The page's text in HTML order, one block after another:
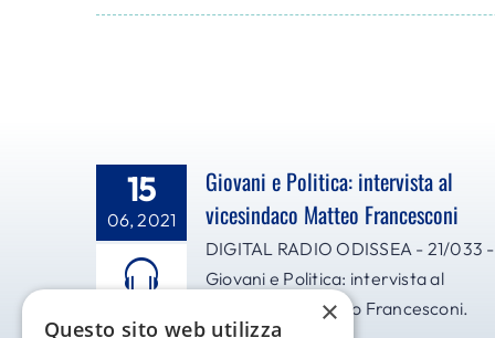
15
06, 2021
Giovani e Politica: intervista al
vicesindaco Matteo Francesconi
DIGITAL RADIO ODISSEA - 21/033 -
Giovani e Politica: intervista al
vicesindaco Matteo Francesconi.
×
Questo sito web utilizza